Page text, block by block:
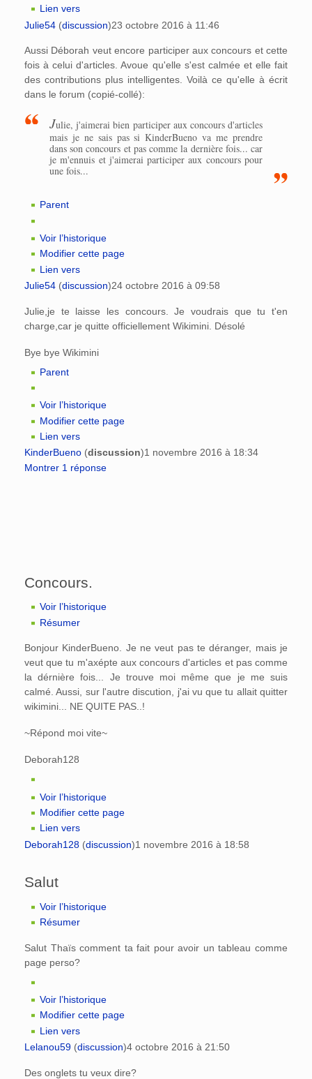
Lien vers
Julie54 (discussion)23 octobre 2016 à 11:46
Aussi Déborah veut encore participer aux concours et cette
fois à celui d'articles. Avoue qu'elle s'est calmée et elle fait
des contributions plus intelligentes. Voilà ce qu'elle à écrit
dans le forum (copié-collé):
Julie, j'aimerai bien participer aux concours d'articles
mais je ne sais pas si KinderBueno va me prendre
dans son concours et pas comme la dernière fois... car
je m'ennuis et j'aimerai participer aux concours pour
une fois...
Parent
Voir l’historique
Modifier cette page
Lien vers
Julie54 (discussion)24 octobre 2016 à 09:58
Julie,je te laisse les concours. Je voudrais que tu t'en
charge,car je quitte officiellement Wikimini. Désolé
Bye bye Wikimini
Parent
Voir l’historique
Modifier cette page
Lien vers
KinderBueno (discussion)1 novembre 2016 à 18:34
Montrer 1 réponse
Concours.
Voir l’historique
Résumer
Bonjour KinderBueno. Je ne veut pas te déranger, mais je
veut que tu m'axépte aux concours d'articles et pas comme
la dérnière fois... Je trouve moi même que je me suis
calmé. Aussi, sur l'autre discution, j'ai vu que tu allait quitter
wikimini... NE QUITE PAS..!
~Répond moi vite~
Deborah128
Voir l’historique
Modifier cette page
Lien vers
Deborah128 (discussion)1 novembre 2016 à 18:58
Salut
Voir l’historique
Résumer
Salut Thaïs comment ta fait pour avoir un tableau comme
page perso?
Voir l’historique
Modifier cette page
Lien vers
Lelanou59 (discussion)4 octobre 2016 à 21:50
Des onglets tu veux dire?